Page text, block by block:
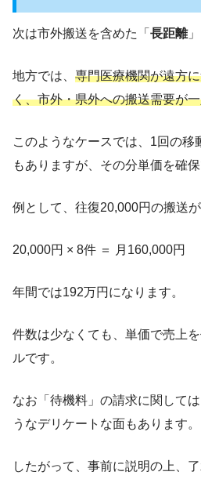
次は市外搬送を含めた「 長距離
地方では、 専門医療機関が遠方
く、市外・県外への搬送需要が
このようなケースでは、1回の移
もありますが、その分単価を確保
例として、往復20,000円の搬送が
20,000円 × 8件 ＝ 月160,000円
年間では192万円になります。
件数は少なくても、単価で売上
ルです。
なお「待機料」の請求に関して
うなデリケートな面もあります。
したがって、事前に説明の上、